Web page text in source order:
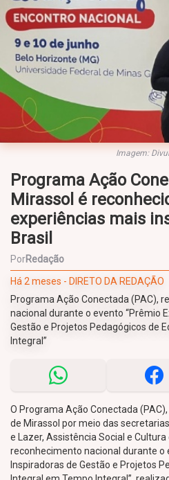
Imagem:
Programa Ação
Mirassol é
experiências mais
Brasil
PorRedação
Há 2 meses - DIRETO DA REDAÇÃO
Programa Ação Conectada (PAC),
nacional durante o evento “Prêmio
Gestão e Projetos Pedagógicos de
Integral”
O Programa Ação Conectada
de Mirassol por meio das
e Lazer, Assistência Social e
reconhecimento nacional durante o
Inspiradoras de Gestão e Projetos